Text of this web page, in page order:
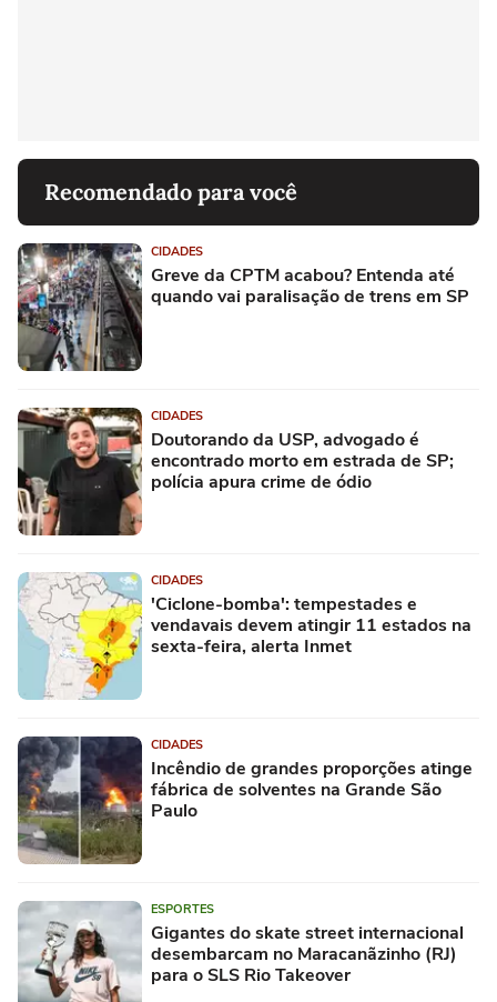
Recomendado para você
CIDADES
Greve da CPTM acabou? Entenda até
quando vai paralisação de trens em SP
CIDADES
Doutorando da USP, advogado é
encontrado morto em estrada de SP;
polícia apura crime de ódio
CIDADES
'Ciclone-bomba': tempestades e
vendavais devem atingir 11 estados na
sexta-feira, alerta Inmet
CIDADES
Incêndio de grandes proporções atinge
fábrica de solventes na Grande São
Paulo
ESPORTES
Gigantes do skate street internacional
desembarcam no Maracanãzinho (RJ)
para o SLS Rio Takeover